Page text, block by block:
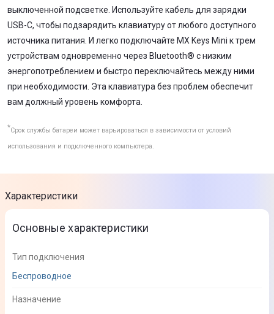
выключенной подсветке. Используйте кабель для зарядки
USB-C, чтобы подзарядить клавиатуру от любого доступного
источника питания. И легко подключайте MX Keys Mini к трем
устройствам одновременно через Bluetooth® с низким
энергопотреблением и быстро переключайтесь между ними
при необходимости. Эта клавиатура без проблем обеспечит
вам должный уровень комфорта.
*Срок службы батареи может варьироваться в зависимости от условий
использования и подключенного компьютера.
Характеристики
Основные характеристики
Тип подключения
Беспроводное
Назначение